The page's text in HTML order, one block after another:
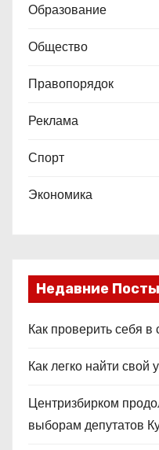
Образование
Общество
Правопорядок
Реклама
Спорт
Экономика
Недавние Посты
Как проверить себя в
Как легко найти свой
Центризбирком
выборам депутатов